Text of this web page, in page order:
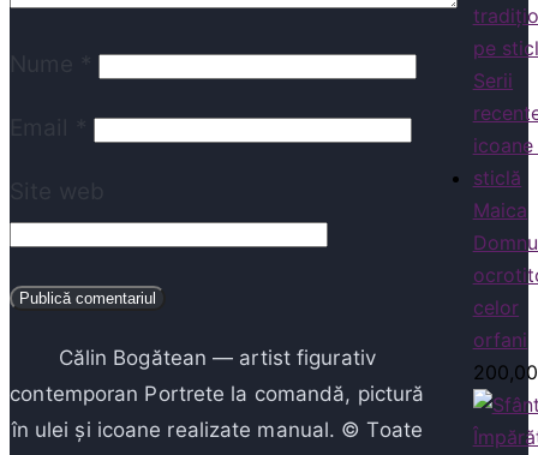
Maica
celor
orfani
Călin Bogătean — artist figurativ
contemporan Portrete la comandă, pictură
în ulei și icoane realizate manual. © Toate